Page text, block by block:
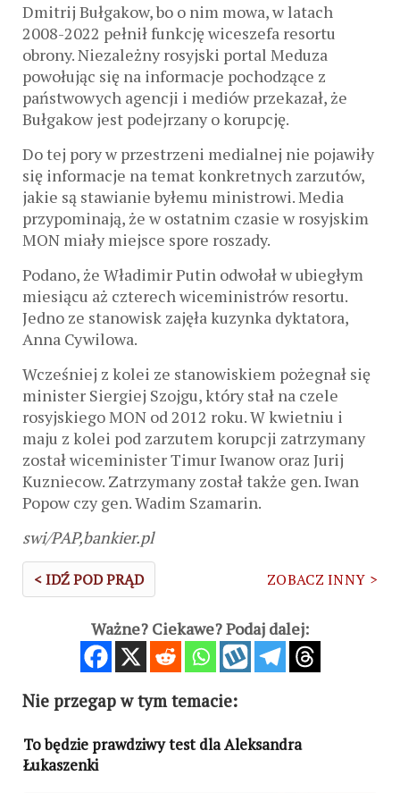
Dmitrij Bułgakow, bo o nim mowa, w latach
2008-2022 pełnił funkcję wiceszefa resortu
obrony. Niezależny rosyjski portal Meduza
powołując się na informacje pochodzące z
państwowych agencji i mediów przekazał, że
Bułgakow jest podejrzany o korupcję.
Do tej pory w przestrzeni medialnej nie pojawiły
się informacje na temat konkretnych zarzutów,
jakie są stawianie byłemu ministrowi. Media
przypominają, że w ostatnim czasie w rosyjskim
MON miały miejsce spore roszady.
Podano, że Władimir Putin odwołał w ubiegłym
miesiącu aż czterech wiceministrów resortu.
Jedno ze stanowisk zajęła kuzynka dyktatora,
Anna Cywilowa.
Wcześniej z kolei ze stanowiskiem pożegnał się
minister Siergiej Szojgu, który stał na czele
rosyjskiego MON od 2012 roku. W kwietniu i
maju z kolei pod zarzutem korupcji zatrzymany
został wiceminister Timur Iwanow oraz Jurij
Kuzniecow. Zatrzymany został także gen. Iwan
Popow czy gen. Wadim Szamarin.
swi/PAP,bankier.pl
< IDŹ POD PRĄD ZOBACZ INNY >
Ważne? Ciekawe? Podaj dalej:
Nie przegap w tym temacie:
To będzie prawdziwy test dla Aleksandra
Łukaszenki